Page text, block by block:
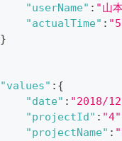
"userName" : "山
"actualTime" :
}
"values" : {
"date" : "2018/
"projectId" : "4"
"projectName" :